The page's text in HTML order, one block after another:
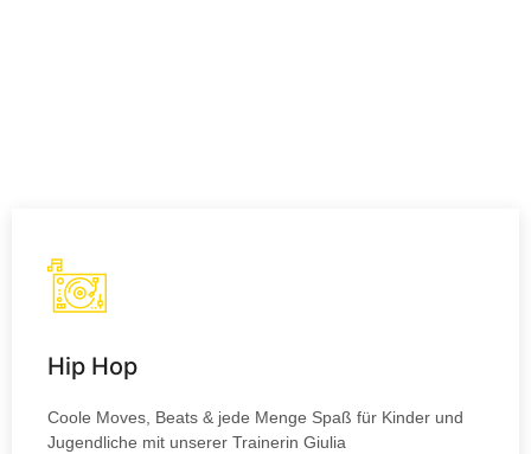
Hip Hop
Coole Moves, Beats & jede Menge Spaß für Kinder und
Jugendliche mit unserer Trainerin Giulia